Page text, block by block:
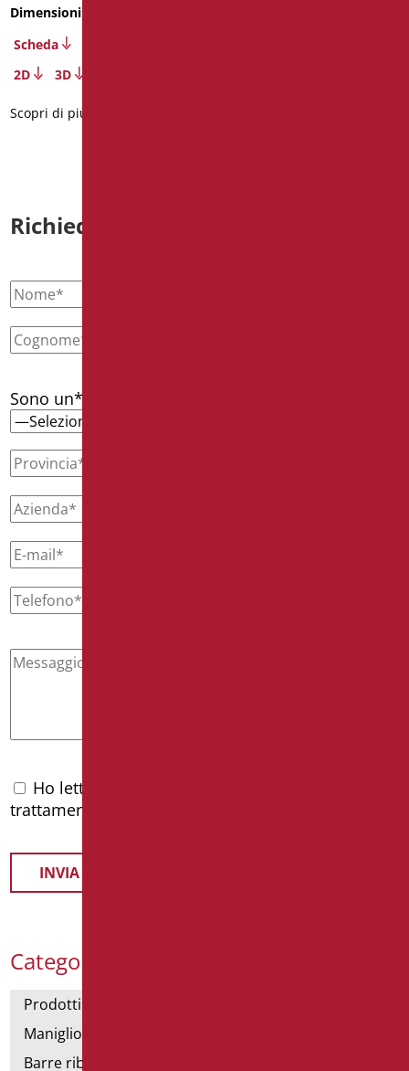
Categorie Prodotti
Prodotti con dichiarazione CAM
Maniglioni di sostegno
Barre ribaltabili e fisse
Dimensioni
Scheda
2D
3D
Scopri di più
Richiedi informazioni
Sono un*
Ho letto l'
trattamento dei dati personali